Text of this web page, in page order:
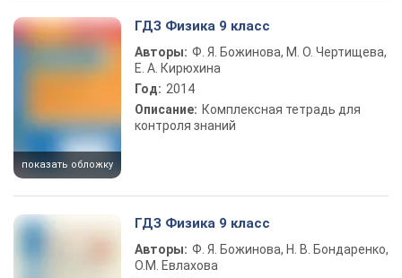
показать обложку
ГДЗ Физика 9 класс
Авторы: Ф. Я. Божинова, М. О. Чертищева,
Е. А. Кирюхина
Год: 2014
Описание: Комплексная тетрадь для
контроля знаний
ГДЗ Физика 9 класс
Авторы: Ф. Я. Божинова, Н. В. Бондаренко,
О.М. Евлахова